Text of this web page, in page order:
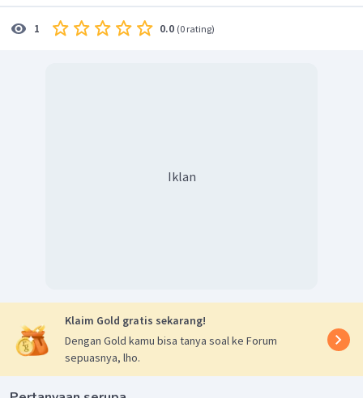
1 0.0 (0 rating)
Iklan
Klaim Gold gratis sekarang!
Dengan Gold kamu bisa tanya soal ke Forum
sepuasnya, lho.